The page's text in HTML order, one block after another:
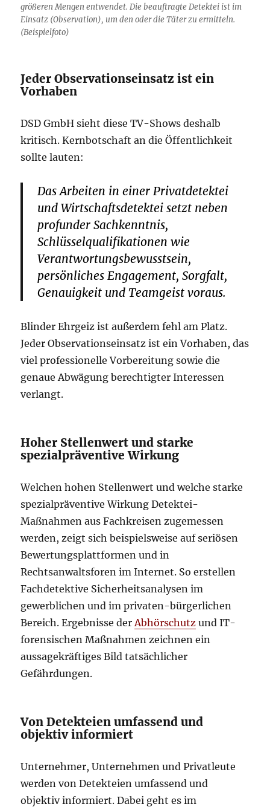
größeren Mengen entwendet. Die beauftragte Detektei ist im
Einsatz (Observation), um den oder die Täter zu ermitteln.
(Beispielfoto)
Jeder Observationseinsatz ist ein
Vorhaben
DSD GmbH sieht diese TV-Shows deshalb
kritisch. Kernbotschaft an die Öffentlichkeit
sollte lauten:
Das Arbeiten in einer Privatdetektei
und Wirtschaftsdetektei setzt neben
profunder Sachkenntnis,
Schlüsselqualifikationen wie
Verantwortungsbewusstsein,
persönliches Engagement, Sorgfalt,
Genauigkeit und Teamgeist voraus.
Blinder Ehrgeiz ist außerdem fehl am Platz.
Jeder Observationseinsatz ist ein Vorhaben, das
viel professionelle Vorbereitung sowie die
genaue Abwägung berechtigter Interessen
verlangt.
Hoher Stellenwert und starke
spezialpräventive Wirkung
Welchen hohen Stellenwert und welche starke
spezialpräventive Wirkung Detektei-
Maßnahmen aus Fachkreisen zugemessen
werden, zeigt sich beispielsweise auf seriösen
Bewertungsplattformen und in
Rechtsanwaltsforen im Internet. So erstellen
Fachdetektive Sicherheitsanalysen im
gewerblichen und im privaten-bürgerlichen
Bereich. Ergebnisse der Abhörschutz und IT-
forensischen Maßnahmen zeichnen ein
aussagekräftiges Bild tatsächlicher
Gefährdungen.
Von Detekteien umfassend und
objektiv informiert
Unternehmer, Unternehmen und Privatleute
werden von Detekteien umfassend und
objektiv informiert. Dabei geht es im